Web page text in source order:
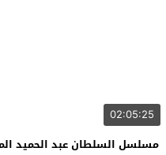
02:05:25
مسلسل السلطان عبد الحميد